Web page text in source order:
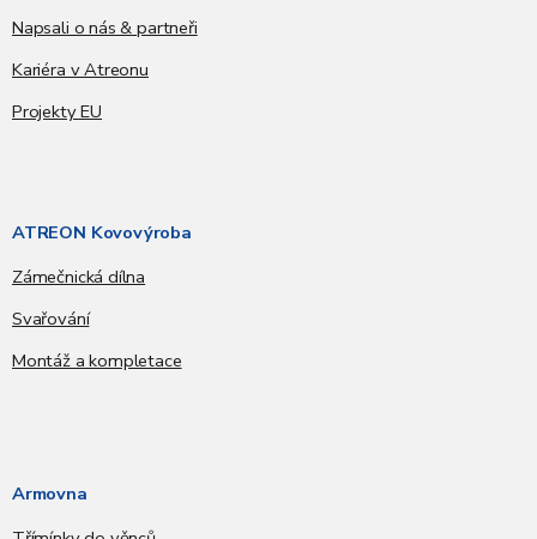
Napsali o nás & partneři
Kariéra v Atreonu
Projekty EU
ATREON Kovovýroba
Zámečnická dílna
Svařování
Montáž a kompletace
Armovna